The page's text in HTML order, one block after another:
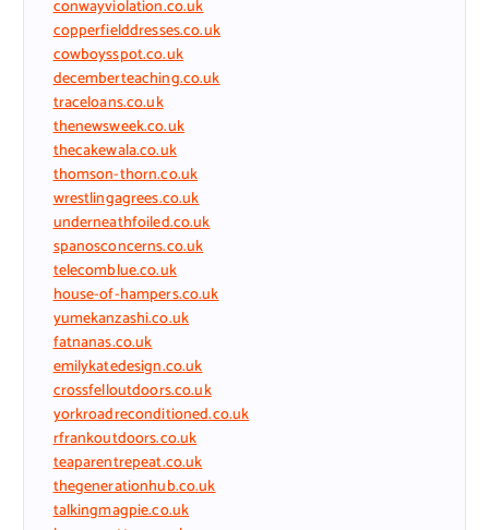
conwayviolation.co.uk
copperfielddresses.co.uk
cowboysspot.co.uk
decemberteaching.co.uk
traceloans.co.uk
thenewsweek.co.uk
thecakewala.co.uk
thomson-thorn.co.uk
wrestlingagrees.co.uk
underneathfoiled.co.uk
spanosconcerns.co.uk
telecomblue.co.uk
house-of-hampers.co.uk
yumekanzashi.co.uk
fatnanas.co.uk
emilykatedesign.co.uk
crossfelloutdoors.co.uk
yorkroadreconditioned.co.uk
rfrankoutdoors.co.uk
teaparentrepeat.co.uk
thegenerationhub.co.uk
talkingmagpie.co.uk